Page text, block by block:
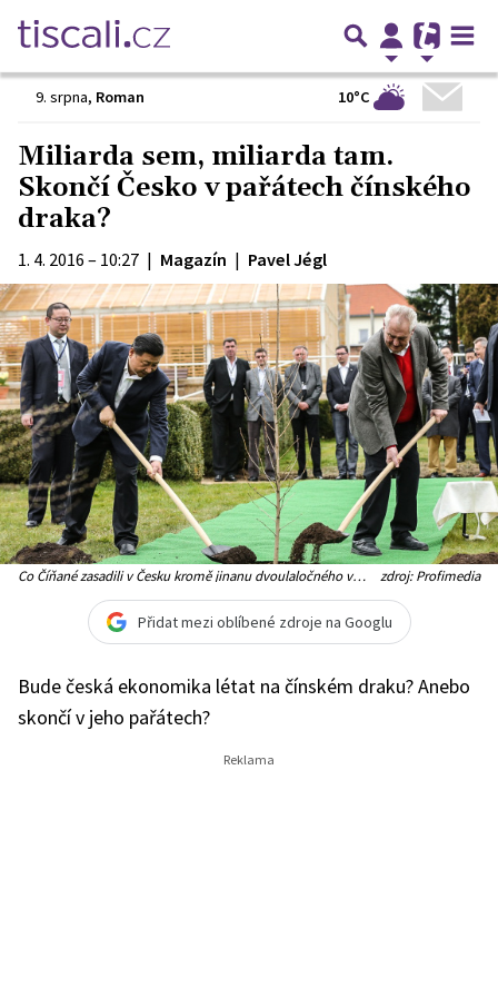
9. srpna, Roman 10°C
Miliarda sem, miliarda tam.
Skončí Česko v pařátech čínského
draka?
1. 4. 2016 – 10:27 | Magazín | Pavel Jégl
Co Číňané zasadili v Česku kromě jinanu dvoulaločného v zdroj: Profimedia
Přidat mezi oblíbené zdroje na Googlu
Bude česká ekonomika létat na čínském draku? Anebo
skončí v jeho pařátech?